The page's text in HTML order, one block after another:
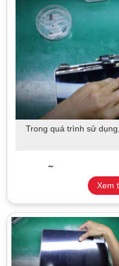
Trong quá trình sử
Các lỗi màn
thường gặp
Trong quá trình sử dụng,
những lỗi thường gặp trên
như:
Màn hình sọc
Xem